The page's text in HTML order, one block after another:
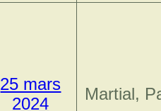
25 mars
2024
Martial,